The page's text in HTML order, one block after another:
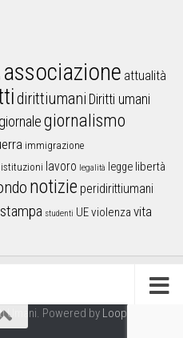
associazione attualità
dirittiumani Diritti umani
giornalegiornalismo
immigrazione
istituzioni lavoro legalità legge libertà
notizie peridirittiumani
stampa studenti UEviolenza vita
Umani. Powered by Looproject